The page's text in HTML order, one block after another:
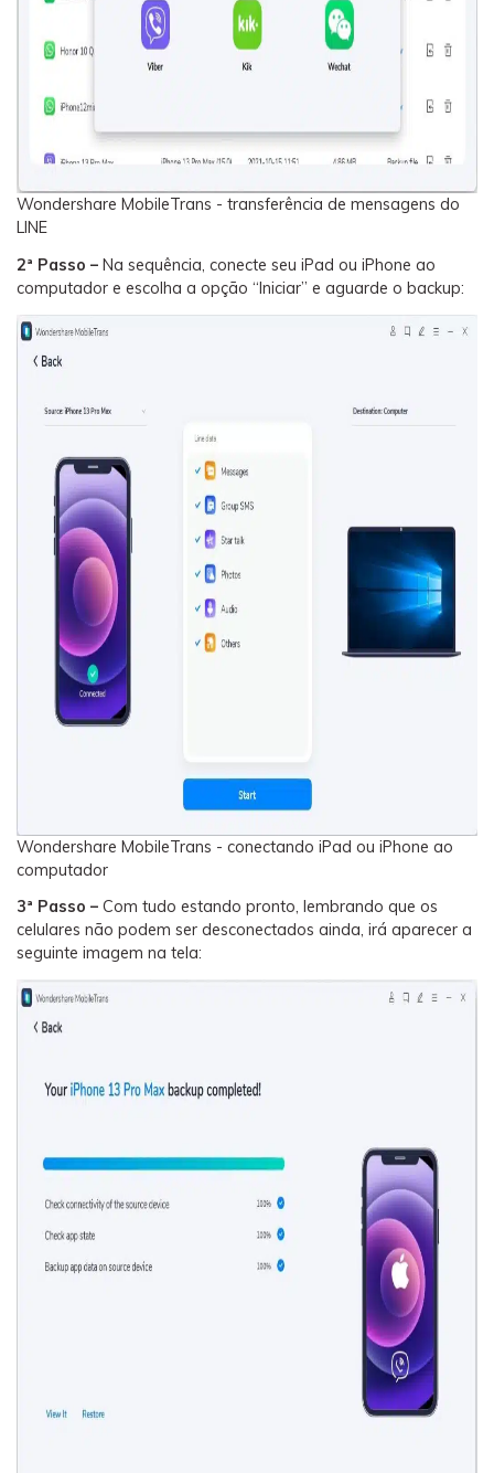
Wondershare MobileTrans - transferência de mensagens do
LINE
2ª Passo – Na sequência, conecte seu iPad ou iPhone ao
computador e escolha a opção “Iniciar” e aguarde o backup:
Wondershare MobileTrans - conectando iPad ou iPhone ao
computador
3ª Passo – Com tudo estando pronto, lembrando que os
celulares não podem ser desconectados ainda, irá aparecer a
seguinte imagem na tela: